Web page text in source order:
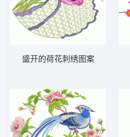
盛开的荷花刺绣图案